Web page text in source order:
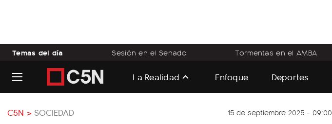
Temas del día Sesión en el Senado Tormentas en el AMBA
La Realidad Enfoque Deportes
C5N > SOCIEDAD 15 de septiembre 2025 - 09:00